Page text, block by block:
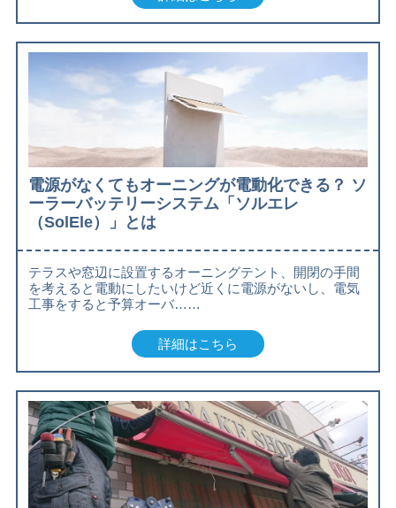
電源がなくてもオーニングが電動化できる？ ソ
ーラーバッテリーシステム「ソルエレ
（SolEle）」とは
テラスや窓辺に設置するオーニングテント、開閉の手間
を考えると電動にしたいけど近くに電源がないし、電気
工事をすると予算オーバ……
詳細はこちら